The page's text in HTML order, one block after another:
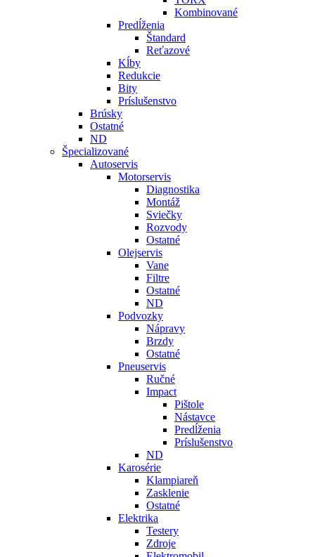
Kombinované
Predĺženia
Štandard
Reťazové
Kĺby
Redukcie
Bity
Príslušenstvo
Brúsky
Ostatné
ND
Špecializované
Autoservis
Motorservis
Diagnostika
Montáž
Sviečky
Rozvody
Ostatné
Olejservis
Vane
Filtre
Ostatné
ND
Podvozky
Nápravy
Brzdy
Ostatné
Pneuservis
Ručné
Impact
Pištole
Nástavce
Predĺženia
Príslušenstvo
ND
Karosérie
Klampiareň
Zasklenie
Ostatné
Elektrika
Testery
Zdroje